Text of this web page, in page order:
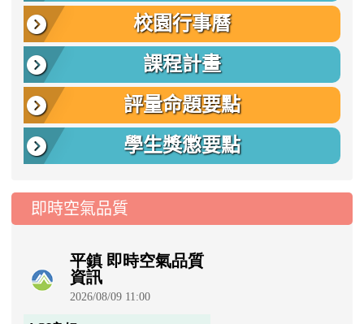
校園行事曆
課程計畫
評量命題要點
學生獎懲要點
即時空氣品質